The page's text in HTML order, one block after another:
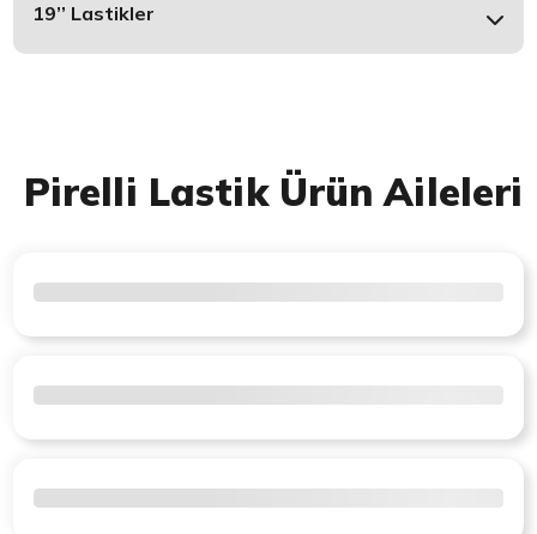
19’’ Lastikler
Pirelli Lastik Ürün Aileleri